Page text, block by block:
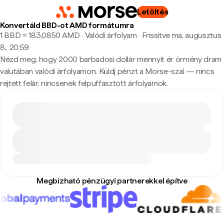
Letöltés
Konvertáld BBD-ot AMD formátumra
1 BBD ≈ 183,0850 AMD · Valódi árfolyam · Frissítve ma, augusztus
8., 20:59
Nézd meg, hogy 2000 barbadosi dollár mennyit ér örmény dram
valutában valódi árfolyamon. Küldj pénzt a Morse-szal — nincs
rejtett felár, nincsenek felpuffasztott árfolyamok.
Megbízható pénzügyi partnerekkel építve